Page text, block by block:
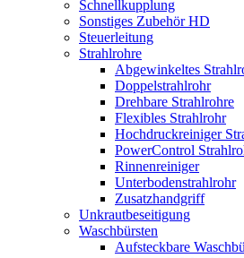
Schnellkupplung
Sonstiges Zubehör HD
Steuerleitung
Strahlrohre
Abgewinkeltes
Doppelstrahlrohr
Drehbare Strahlrohre
Flexibles Strahlrohr
Hochdruckreiniger
PowerControl
Rinnenreiniger
Unterbodenstrahlrohr
Zusatzhandgriff
Unkrautbeseitigung
Waschbürsten
Aufsteckbare